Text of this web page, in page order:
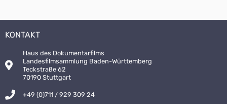
KONTAKT
Haus des Dokumentarfilms
Landesfilmsammlung Baden-Württemberg
Teckstraße 62
70190 Stuttgart
+49 (0)711 / 929 309 24